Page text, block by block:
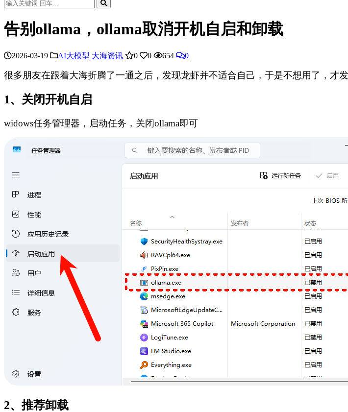
告别ollama，ollama取消开机自启和卸载
2026-03-19 AI大模型 大海资讯 0 0 654 0
很多朋友在跟着大海折腾了一通之后，发现龙虾并不适合自己，于是不想用了，才
1、关闭开机自启
widows任务管理器，启动任务，关闭ollama即可
2、推荐卸载